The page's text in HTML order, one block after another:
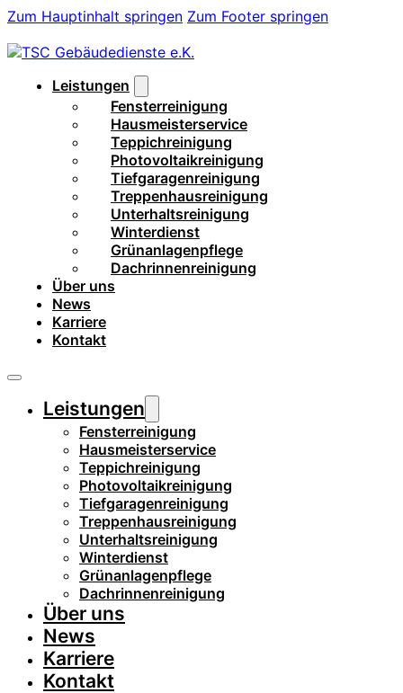
Zum Hauptinhalt springen Zum Footer springen
Leistungen
Fensterreinigung
Hausmeisterservice
Teppichreinigung
Photovoltaikreinigung
Tiefgaragenreinigung
Treppenhausreinigung
Unterhaltsreinigung
Winterdienst
Grünanlagenpflege
Dachrinnenreinigung
Über uns
News
Karriere
Kontakt
Leistungen
Fensterreinigung
Hausmeisterservice
Teppichreinigung
Photovoltaikreinigung
Tiefgaragenreinigung
Treppenhausreinigung
Unterhaltsreinigung
Winterdienst
Grünanlagenpflege
Dachrinnenreinigung
Über uns
News
Karriere
Kontakt